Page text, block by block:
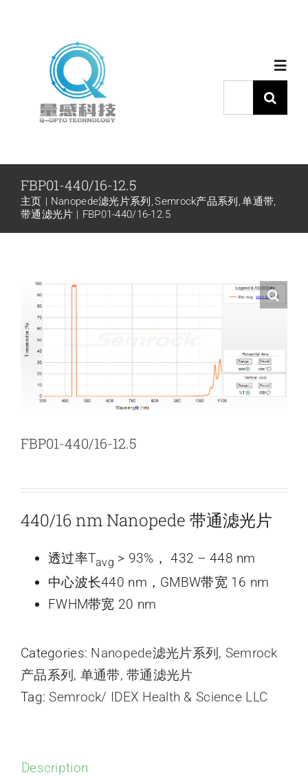
产品中心
代理品牌
下载中心
新闻和活动
关于量感
联系我们
索：
FBP01-440/16-12.5
主页 Nanopede滤光片系列 Semrock产品系列 单通带
带通滤光片
FBP01-440/16-12.5
FBP01-440/16-12.5
440/16 nm Nanopede 带通滤光片
透过率Tavg > 93%， 432 – 448 nm
中心波长440 nm，GMBW带宽 16 nm
FWHM带宽 20 nm
Categories: Nanopede滤光片系列 , Semrock
产品系列 , 单通带,带通滤光片
Tag:Semrock/ IDEX Health & Science LLC
Description